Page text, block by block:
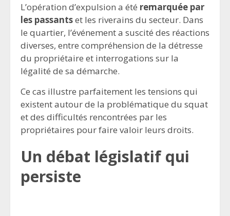
L’opération d’expulsion a été remarquée par
les passantset les riverains du secteur. Dans
le quartier, l’événement a suscité des réactions
diverses, entre compréhension de la détresse
du propriétaire et interrogations sur la
légalité de sa démarche.
Ce cas illustre parfaitement les tensions qui
existent autour de la problématique du squat
et des difficultés rencontrées par les
propriétaires pour faire valoir leurs droits.
Un débat législatif qui
persiste